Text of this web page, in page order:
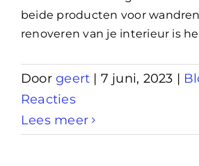
beide producten voor
renoveren van je interieur is
Doorgeert | 7 juni, 2023 |
Reacties
Lees meer